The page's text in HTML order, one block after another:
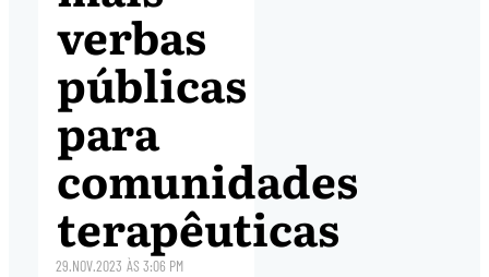
verbas
públicas
para
comunidades
terapêuticas
29.NOV.2023 ÀS3:06 PM